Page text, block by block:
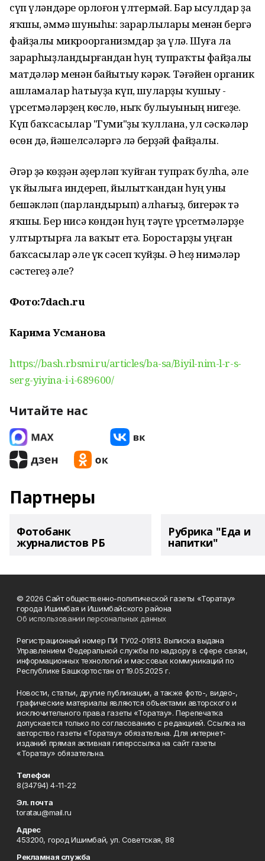
сүп үләндәре орлоғон үлтермәй. Бар ысулдар ҙа
яҡшы, әммә шуныһы: зарарлылары менән бергә
файҙалы микроорганизмдар ҙа үлә. Шуға ла
зарарһыҙландырғандан һуң тупраҡты файҙалы
матдәләр менән байытыу кәрәк. Тәғәйен органик
ашламалар һатыуҙа күп, шуларҙы ҡушыу -
үрсетмәләрҙең көслө, ныҡ булыуының нигеҙе.
Күп баҡсасылар "Гуми"ҙы ҡуллана, ул сәскәләр
өсөн дә, йәшелсәләргә лә берҙәй файҙалы.
Әгәр ҙә көҙҙән әҙерләп ҡуйған тупраҡ булһа, әле
үк йылыға индереп, йылытҡандан һуң уны
бешәкләп (парландырып) алһағыҙ, бигерәк тә
яҡшы. Бер нисә көндән һуң тәүге үрсетмәләрҙе
ултыртырға ла ваҡыт етә. Боростарҙы уңған
баҡсасылар әле үк сәсеп ҡуйҙы. Ә һеҙ нимәләр
сәстегеҙ әле?
Фото:7dach.ru
Карима Усманова
https://bash.rbsmi.ru/articles/ba-sa/Biyil-nim-l-r-s-
serg-yiyina-i-i-689600/
Читайте нас
Партнеры
Фотобанк
журналистов РБ
Рубрика "Еда и
напитки"
© 2026 Сайт общественно-политической газеты «Торатау»
города Ишимбая и Ишимбайского района
Об использовании персональных данных
Регистрационный номер ПИ ТУ02-01813. Выписка выдана
Управлением Федеральной службы по надзору в сфере связи,
информационных технологий и массовых коммуникаций по
Республике Башкортостан от 19.05.2025 г.
Новости, статьи, другие публикации, а также фото-, видео-,
графические материалы являются объектами авторского и
исключительного права газеты «Торатау». Перепечатка
допускается только по согласованию с редакцией. Ссылка на
авторство газеты «Торатау» обязательна. Для интернет-
изданий прямая активная гиперссылка на сайт газеты
«Торатау» обязательна.
Телефон
8(34794) 4-11-22
Эл. почта
toratau@mail.ru
Адрес
453200, город Ишимбай, ул. Советская, 88
Рекламная служба